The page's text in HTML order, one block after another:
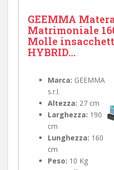
GEEMMA
Matrimoniale
Molle
HYBRID...
Marca: GEEMMA
s.r.l.
Altezza: 27 cm
Larghezza: 190
cm
Lunghezza: 160
cm
Peso: 10 Kg